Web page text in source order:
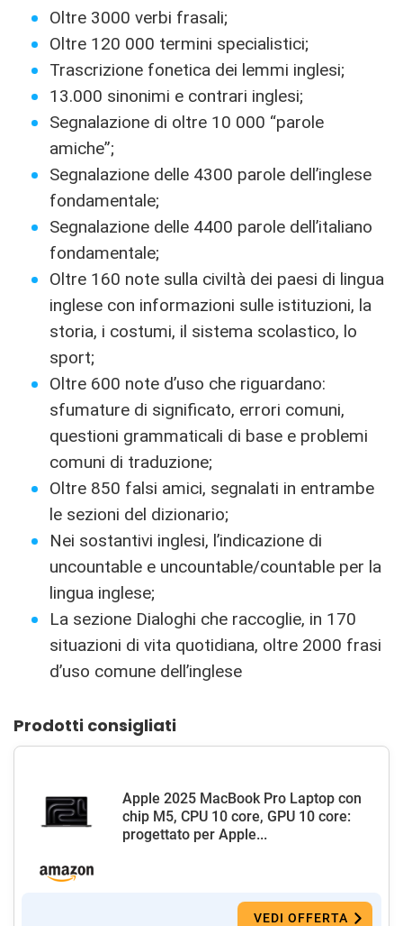
Oltre 3000 verbi frasali;
Oltre 120 000 termini specialistici;
Trascrizione fonetica dei lemmi inglesi;
13.000 sinonimi e contrari inglesi;
Segnalazione di oltre 10 000 “parole
amiche”;
Segnalazione delle 4300 parole dell’inglese
fondamentale;
Segnalazione delle 4400 parole dell’italiano
fondamentale;
Oltre 160 note sulla civiltà dei paesi di lingua
inglese con informazioni sulle istituzioni, la
storia, i costumi, il sistema scolastico, lo
sport;
Oltre 600 note d’uso che riguardano:
sfumature di significato, errori comuni,
questioni grammaticali di base e problemi
comuni di traduzione;
Oltre 850 falsi amici, segnalati in entrambe
le sezioni del dizionario;
Nei sostantivi inglesi, l’indicazione di
uncountable e uncountable/countable per la
lingua inglese;
La sezione Dialoghi che raccoglie, in 170
situazioni di vita quotidiana, oltre 2000 frasi
d’uso comune dell’inglese
Prodotti consigliati
Apple 2025 MacBook Pro Laptop con
chip M5, CPU 10 core, GPU 10 core:
progettato per Apple...
VEDI OFFERTA